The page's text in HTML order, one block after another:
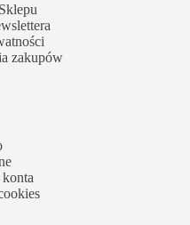
zakupów